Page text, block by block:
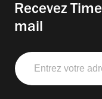
Recevez
mail
Entrez
votre
adresse